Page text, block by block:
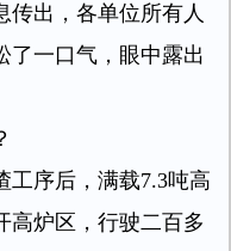
传出，各单位所有人
了一口气，眼中露出
序后，满载7.3吨高
高炉区，行驶二百多